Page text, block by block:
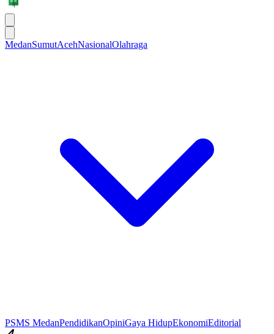
MedanSumutAcehNasionalOlahraga
PSMS MedanPendidikanOpiniGaya HidupEkonomiEditorial